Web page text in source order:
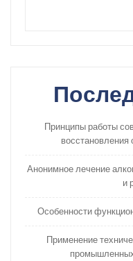
Принципы работы
восстановления
Анонимное лечение
и
Особенности
Применение
промышленных